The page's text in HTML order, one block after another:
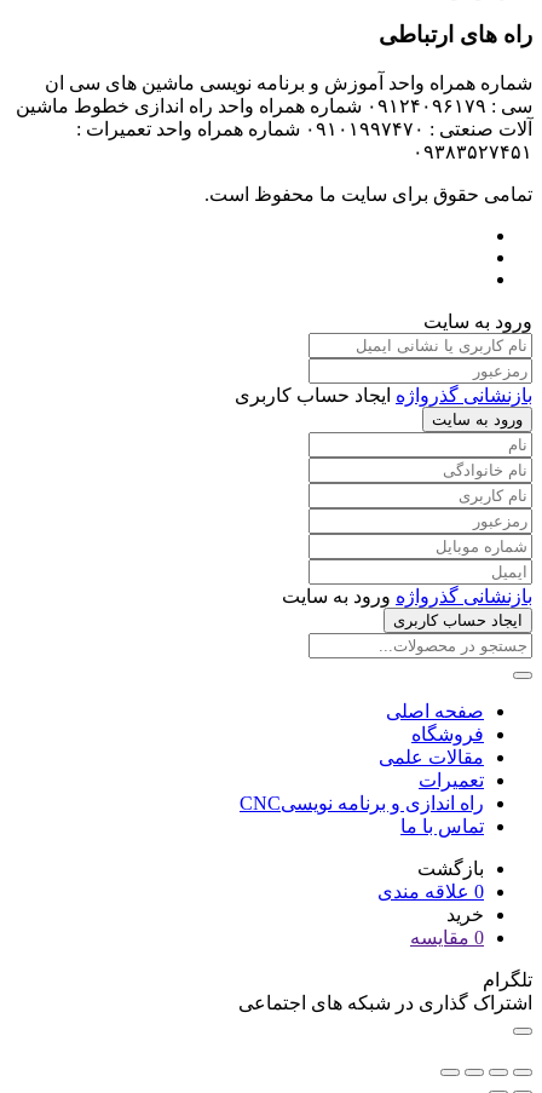
راه های ارتباطی
شماره همراه واحد آموزش و برنامه نویسی ماشین های سی ان
سی : ۰۹۱۲۴۰۹۶۱۷۹ شماره همراه واحد راه اندازی خطوط ماشین
آلات صنعتی : ۰۹۱۰۱۹۹۷۴۷۰ شماره همراه واحد تعمیرات :
۰۹۳۸۳۵۲۷۴۵۱
تمامی حقوق برای سایت ما محفوظ است.
ورود به سایت
بازنشانی گذرواژه ایجاد حساب کاربری
ورود به سایت
بازنشانی گذرواژه ورود به سایت
ایجاد حساب کاربری
صفحه اصلی
فروشگاه
مقالات علمی
تعمیرات
راه اندازی و برنامه نویسیCNC
تماس با ما
بازگشت
0 علاقه مندی
خرید
0 مقایسه
تلگرام
اشتراک گذاری در شبکه های اجتماعی